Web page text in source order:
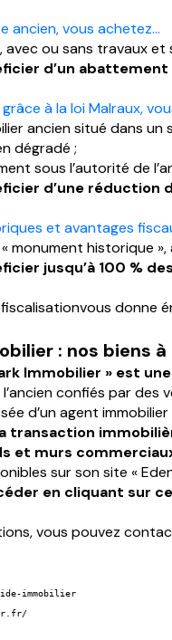
ancien, vous achetez…
avec ou sans travaux
d’un
à la loi Malraux,
ancien situé dans
dégradé ;
sous l’autorité de
d’une réduction
et avantages
monument historique
jusqu’à 100 %
donne
: nos biens
Immobilier » est
confiés par des
d’un agent
transaction
et murs
sur son site «
en cliquant sur
vous pouvez
immobilier